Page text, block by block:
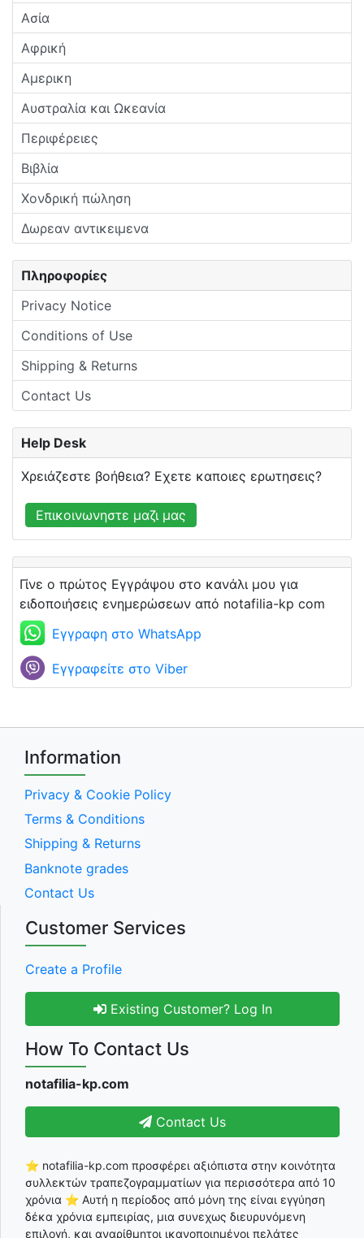
Ασία
Αφρική
Αμερικη
Αυστραλία και Ωκεανία
Περιφέρειες
Βιβλία
Χονδρική πώληση
Δωρεαν αντικειμενα
Πληροφορίες
Privacy Notice
Conditions of Use
Shipping & Returns
Contact Us
Help Desk
Χρειάζεστε βοήθεια? Εχετε καποιες ερωτησεις?
Επικοινωνηστε μαζι μας
Γίνε ο πρώτος Εγγράψου στο κανάλι μου για
ειδοποιήσεις ενημερώσεων από notafilia-kp com
Εγγραφη στο WhatsApp
Εγγραφείτε στο Viber
Information
Privacy & Cookie Policy
Terms & Conditions
Shipping & Returns
Banknote grades
Contact Us
Customer Services
Create a Profile
Existing Customer? Log In
How To Contact Us
notafilia-kp.com
Contact Us
⭐ notafilia-kp.com προσφέρει αξιόπιστα στην κοινότητα
συλλεκτών τραπεζογραμματίων για περισσότερα από 10
χρόνια ⭐ Αυτή η περίοδος από μόνη της είναι εγγύηση
δέκα χρόνια εμπειρίας, μια συνεχως διευρυνόμενη
επιλογή, και αναρίθμητοι ικανοποιημένοι πελάτες